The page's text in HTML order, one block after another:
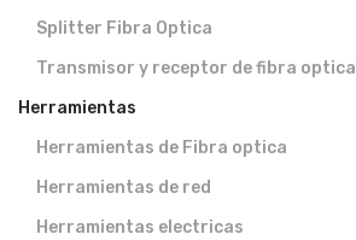
Splitter Fibra Optica
Transmisor y receptor de fibra optica
Herramientas
Herramientas de Fibra optica
Herramientas de red
Herramientas electricas